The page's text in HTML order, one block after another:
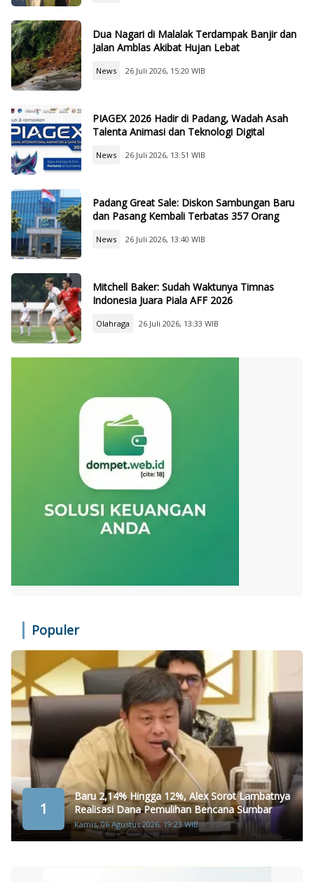
Dua Nagari di Malalak Terdampak Banjir dan
Jalan Amblas Akibat Hujan Lebat
News 26 Juli 2026, 15:20 WIB
PIAGEX 2026 Hadir di Padang, Wadah Asah
Talenta Animasi dan Teknologi Digital
News 26 Juli 2026, 13:51 WIB
Padang Great Sale: Diskon Sambungan Baru
dan Pasang Kembali Terbatas 357 Orang
News 26 Juli 2026, 13:40 WIB
Mitchell Baker: Sudah Waktunya Timnas
Indonesia Juara Piala AFF 2026
Olahraga 26 Juli 2026, 13:33 WIB
Populer
1
Baru 2,14% Hingga 12%, Alex Sorot Lambatnya
Realisasi Dana Pemulihan Bencana Sumbar
Kamis, 06 Agustus 2026, 19:23 WIB